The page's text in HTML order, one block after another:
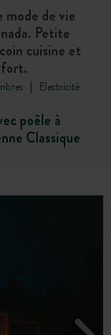
mode de vie
Petite
cuisine et
| Electricité
poêle à
Classique